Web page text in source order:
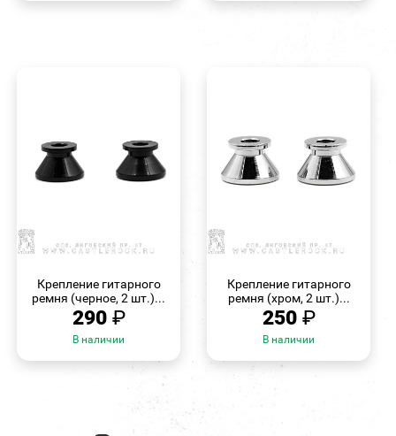
Крепление гитарного
ремня (черное, 2 шт.)...
290 ₽
В наличии
Крепление гитарного
ремня (хром, 2 шт.)...
250 ₽
В наличии